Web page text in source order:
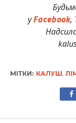
уFacebook,
МІТКИ: КАЛУШ,